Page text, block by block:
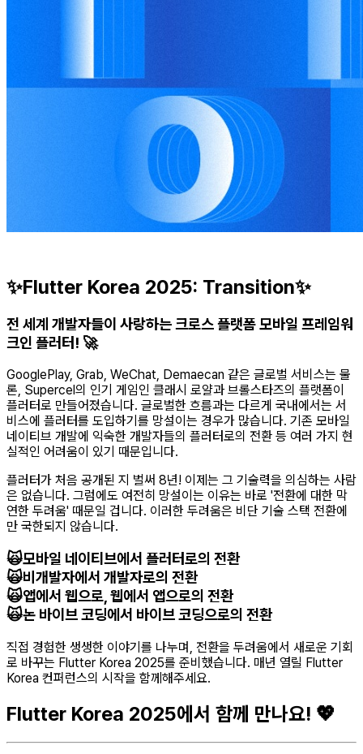
✨Flutter Korea 2025: Transition✨
전 세계 개발자들이 사랑하는 크로스 플랫폼 모바일 프레임워
크인 플러터! 🚀
GooglePlay, Grab, WeChat, Demaecan 같은 글로벌 서비스는 물
론, Supercel의 인기 게임인 클래시 로얄과 브롤스타즈의 플랫폼이
플러터로 만들어졌습니다. 글로벌한 흐름과는 다르게 국내에서는 서
비스에 플러터를 도입하기를 망설이는 경우가 많습니다. 기존 모바일
네이티브 개발에 익숙한 개발자들의 플러터로의 전환 등 여러 가지 현
실적인 어려움이 있기 때문입니다.
플러터가 처음 공개된 지 벌써 8년! 이제는 그 기술력을 의심하는 사람
은 없습니다. 그럼에도 여전히 망설이는 이유는 바로 '전환에 대한 막
연한 두려움' 때문일 겁니다. 이러한 두려움은 비단 기술 스택 전환에
만 국한되지 않습니다.
🙀모바일 네이티브에서 플러터로의 전환
🙀비개발자에서 개발자로의 전환
🙀앱에서 웹으로, 웹에서 앱으로의 전환
🙀논 바이브 코딩에서 바이브 코딩으로의 전환
직접 경험한 생생한 이야기를 나누며, 전환을 두려움에서 새로운 기회
로 바꾸는 Flutter Korea 2025를 준비했습니다. 매년 열릴 Flutter
Korea 컨퍼런스의 시작을 함께해주세요.
Flutter Korea 2025에서 함께 만나요! 💖